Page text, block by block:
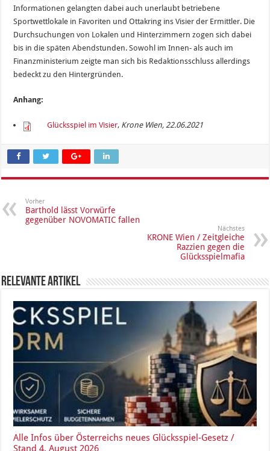
Informationen gelangten dabei auch unerlaubt betriebene
Sportwettlokale in Favoriten und Ottakring ins Visier der Ermittler. Die
Durchsuchungen von Lokalen und Hinterzimmern zogen sich dabei
bis in die späten Abendstunden. Sowohl im Innen- als auch im
Finanzministerium zeigte man sich bis Redaktionsschluss allerdings
bedeckt zu den Hintergründen.
Anhang:
Glücksspiel im Visier, Krone Wien, 22.06.2021
Vorher
Barthold lässt Vorwürfe
gegenüber NOVOMATIC fallen
Nächstes
KRONE Wien / Zeitgleiche
Razzien gegen die
Glücksspielmafia
Relevante Artikel
Alle Infos über Österreichs neues Glücksspiel-Gesetz /
Stand 4. August 2026